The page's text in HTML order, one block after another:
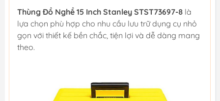
Thùng Đồ Nghề 15 Inch Stanley STST73697-8 là
lựa chọn phù hợp cho nhu cầu lưu trữ dụng cụ nhỏ
gọn với thiết kế bền chắc, tiện lợi và dễ dàng mang
theo.